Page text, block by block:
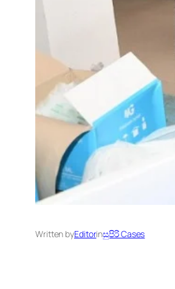
Written byEditorinසුපිරි Cases